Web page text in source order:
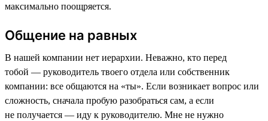
максимально поощряется.
Общение на равных
В нашей компании нет иерархии. Неважно, кто перед
тобой — руководитель твоего отдела или собственник
компании: все общаются на «ты». Если возникает вопрос или
сложность, сначала пробую разобраться сам, а если
не получается — иду к руководителю. Мне не нужно